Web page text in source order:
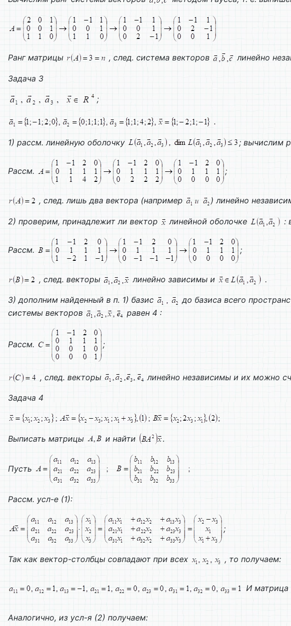
Ранг матрицы , след. система векторов линейно
Задача 3
;
.
1) рассм. линейную оболочку ; вычислим
Рассм. ;
, след. лишь два вектора (например ) линейно
2) проверим, принадлежит ли вектор линейной оболочке :
Рассм. ;
, след. векторы линейно зависимы и .
3) дополним найденный в п. 1) базис до базиса всего
системы векторов
равен 4 :
Рассм. ;
, след. векторы линейно независимы и их можно
Задача 4
Выписать матрицы и найти .
Пусть
Рассм. усл-е (1):
;
Так как вектор-столбцы совпадают при всех , то получаем:
И матрица
Аналогично, из усл-я (2) получаем: